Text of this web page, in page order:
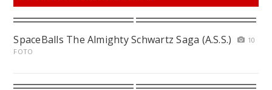
SpaceBalls The Almighty Schwartz Saga (A.S.S.)
10
FOTO